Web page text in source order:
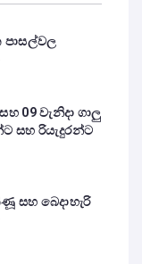
09 වැනිදා ගාලු
සහ රියැදුරන්ට
සහ බෙදාහැරි